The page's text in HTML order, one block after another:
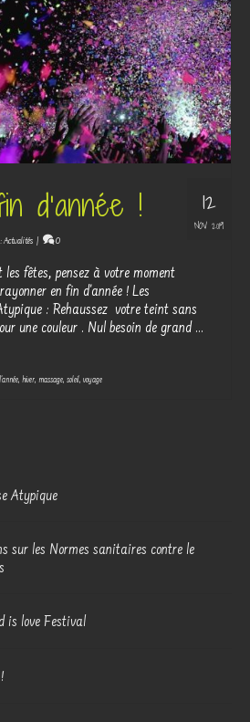
12
NOV 2019
d’année !
Actualités | 0
fêtes, pensez à votre moment
en fin d'année ! Les
: Rehaussez votre teint sans
une couleur . Nul besoin de grand …
, hiver, massage, soleil, voyage
Atypique
sur les Normes sanitaires contre le
is love Festival